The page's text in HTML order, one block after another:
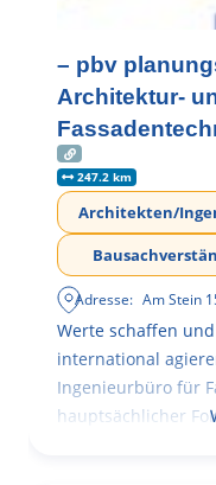
– pbv
Architektur-
247.2 km
Architekten/
Adresse: Am Stein
Werte schaffen
international
Ingenieurbüro für
hauptsächlicher